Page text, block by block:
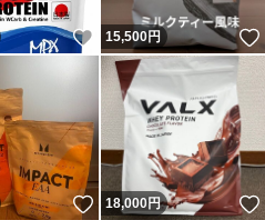
いいね！
15,500円
いいね！
18,000円